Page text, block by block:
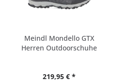
Meindl Mondello GTX
Herren Outdoorschuhe
219,95 € *